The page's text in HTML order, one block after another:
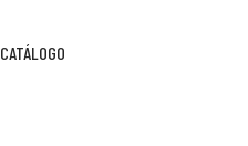
CATÁLOGO